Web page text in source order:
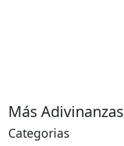
Más Adivinanzas
Categorias